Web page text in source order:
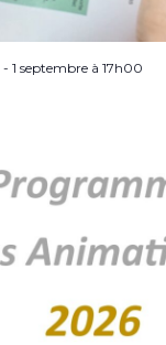
- 1 septembre à 17h00